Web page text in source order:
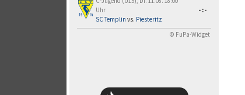
Uhr
SC Templin vs. Piesteritz
-:-
© FuPa-Widget